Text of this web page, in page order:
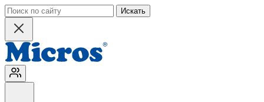
Искать